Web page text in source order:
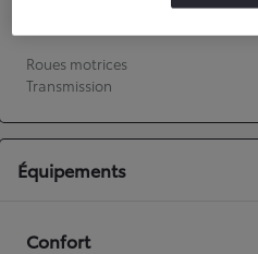
Roues motrices
Transmission
Équipements
Confort